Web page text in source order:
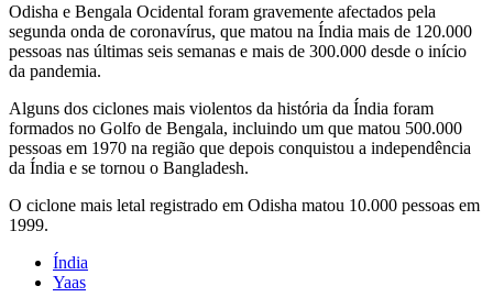
Odisha e Bengala Ocidental foram gravemente afectados pela
segunda onda de coronavírus, que matou na Índia mais de 120.000
pessoas nas últimas seis semanas e mais de 300.000 desde o início
da pandemia.
Alguns dos ciclones mais violentos da história da Índia foram
formados no Golfo de Bengala, incluindo um que matou 500.000
pessoas em 1970 na região que depois conquistou a independência
da Índia e se tornou o Bangladesh.
O ciclone mais letal registrado em Odisha matou 10.000 pessoas em
1999.
Índia
Yaas